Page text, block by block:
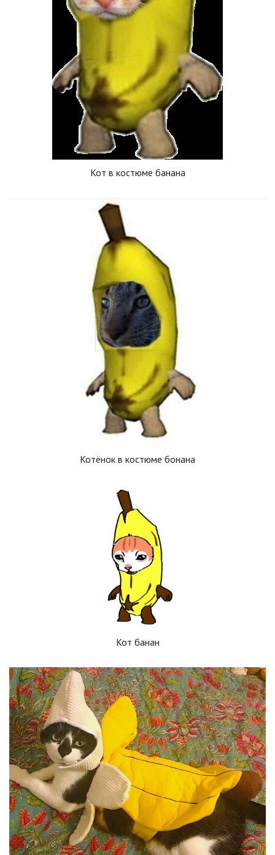
Кот в костюме банана
Котёнок в костюме бонана
Кот банан